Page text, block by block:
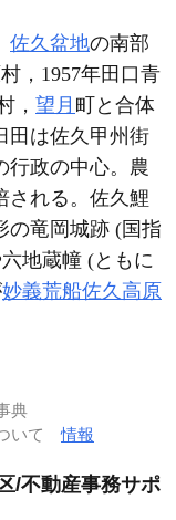
佐久盆地の南部
，1957年田口青
， 望月 町と合体
田は佐久甲州街
行政の中心。農
される。佐久鯉
の竜岡城跡 (国指
地蔵幢 (ともに
妙義荒船佐久高原
典
ついて情報
/不動産事務サポ